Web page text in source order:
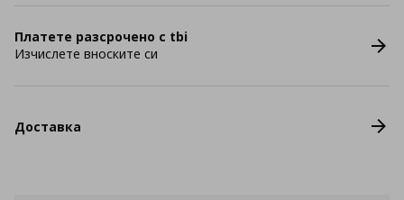
Платете разсрочено с tbi
Изчислете вноските си
Доставка